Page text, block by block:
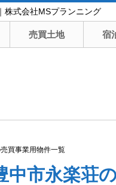
株式会社MSプランニング
売買土地 宿
買事業用物件一覧
中市永楽荘